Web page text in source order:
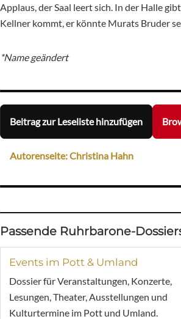
Applaus, der Saal leert sich. In der Halle
Kellner kommt, er könnte Murats Bruder
*Name geändert
Beitrag zur Leseliste hinzufügen
Autorenseite: Christina Hahn
Passende Ruhrbarone-
Events im Pott & Umland
Dossier für Veranstaltungen, Konzerte,
Lesungen, Theater, Ausstellungen und
Kulturtermine im Pott und Umland.